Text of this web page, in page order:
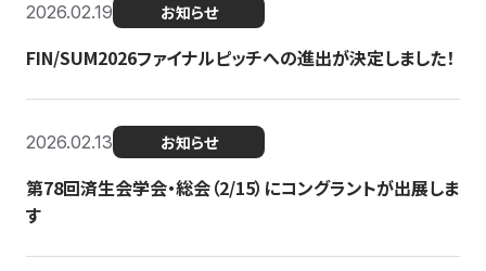
2026.02.19 お知らせ
FIN/SUM2026ファイナルピッチへの進出が決定しました！
2026.02.13 お知らせ
第78回済生会学会・総会（2/15）にコングラントが出展しま
す